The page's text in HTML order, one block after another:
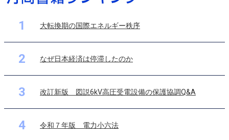
1 大転換期の国際エネルギー秩序
2 なぜ日本経済は停滞したのか
3 改訂新版 図説6kV高圧受電設備の保護協調Q&A
4 令和７年版 電力小六法